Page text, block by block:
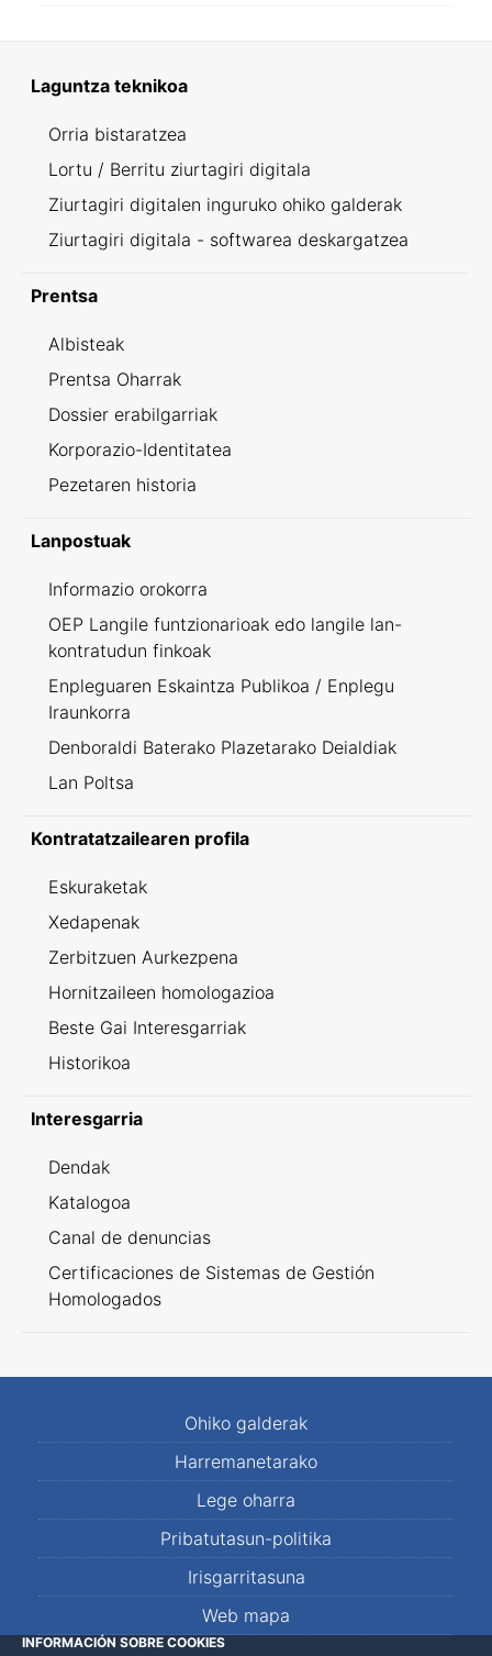
Laguntza teknikoa
Orria bistaratzea
Lortu / Berritu ziurtagiri digitala
Ziurtagiri digitalen inguruko ohiko galderak
Ziurtagiri digitala - softwarea deskargatzea
Prentsa
Albisteak
Prentsa Oharrak
Dossier erabilgarriak
Korporazio-Identitatea
Pezetaren historia
Lanpostuak
Informazio orokorra
OEP Langile funtzionarioak edo langile lan-
kontratudun finkoak
Enpleguaren Eskaintza Publikoa / Enplegu
Iraunkorra
Denboraldi Baterako Plazetarako Deialdiak
Lan Poltsa
Kontratatzailearen profila
Eskuraketak
Xedapenak
Zerbitzuen Aurkezpena
Hornitzaileen homologazioa
Beste Gai Interesgarriak
Historikoa
Interesgarria
Dendak
Katalogoa
Canal de denuncias
Certificaciones de Sistemas de Gestión
Homologados
Ohiko galderak
Harremanetarako
Lege oharra
Pribatutasun-politika
Irisgarritasuna
Web mapa
INFORMACIÓN SOBRE COOKIES